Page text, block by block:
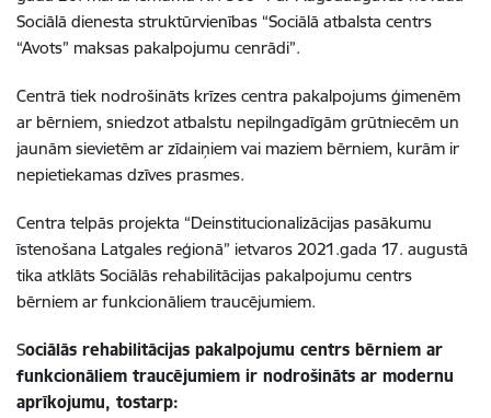
Sociālā dienesta struktūrvienības “Sociālā atbalsta centrs
“Avots” maksas pakalpojumu cenrādi”.
Centrā tiek nodrošināts krīzes centra pakalpojums ģimenēm
ar bērniem, sniedzot atbalstu nepilngadīgām grūtniecēm un
jaunām sievietēm ar zīdaiņiem vai maziem bērniem, kurām ir
nepietiekamas dzīves prasmes.
Centra telpās projekta “Deinstitucionalizācijas pasākumu
īstenošana Latgales reģionā” ietvaros 2021.gada 17. augustā
tika atklāts Sociālās rehabilitācijas pakalpojumu centrs
bērniem ar funkcionāliem traucējumiem.
Sociālās rehabilitācijas pakalpojumu centrs bērniem ar
funkcionāliem traucējumiem ir nodrošināts ar modernu
aprīkojumu, tostarp: